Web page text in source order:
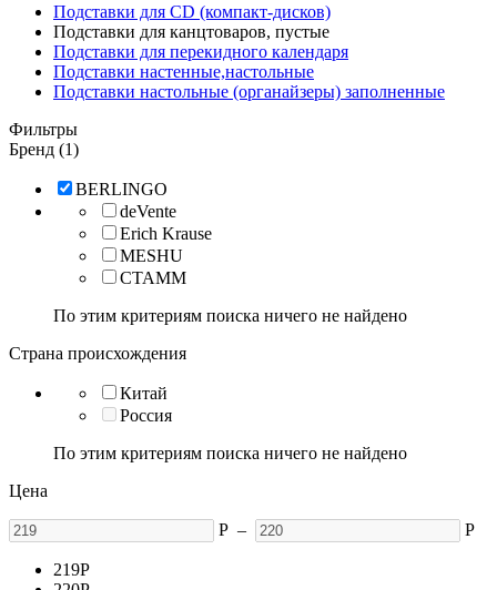
Подставки для CD (компакт-дисков)
Подставки для канцтоваров, пустые
Подставки для перекидного календаря
Подставки настенные,настольные
Подставки настольные (органайзеры) заполненные
Фильтры
Бренд (1)
BERLINGO
deVente
Erich Krause
MESHU
СТАММ
По этим критериям поиска ничего не найдено
Страна происхождения
Китай
Россия
По этим критериям поиска ничего не найдено
Цена
Р – Р
219Р